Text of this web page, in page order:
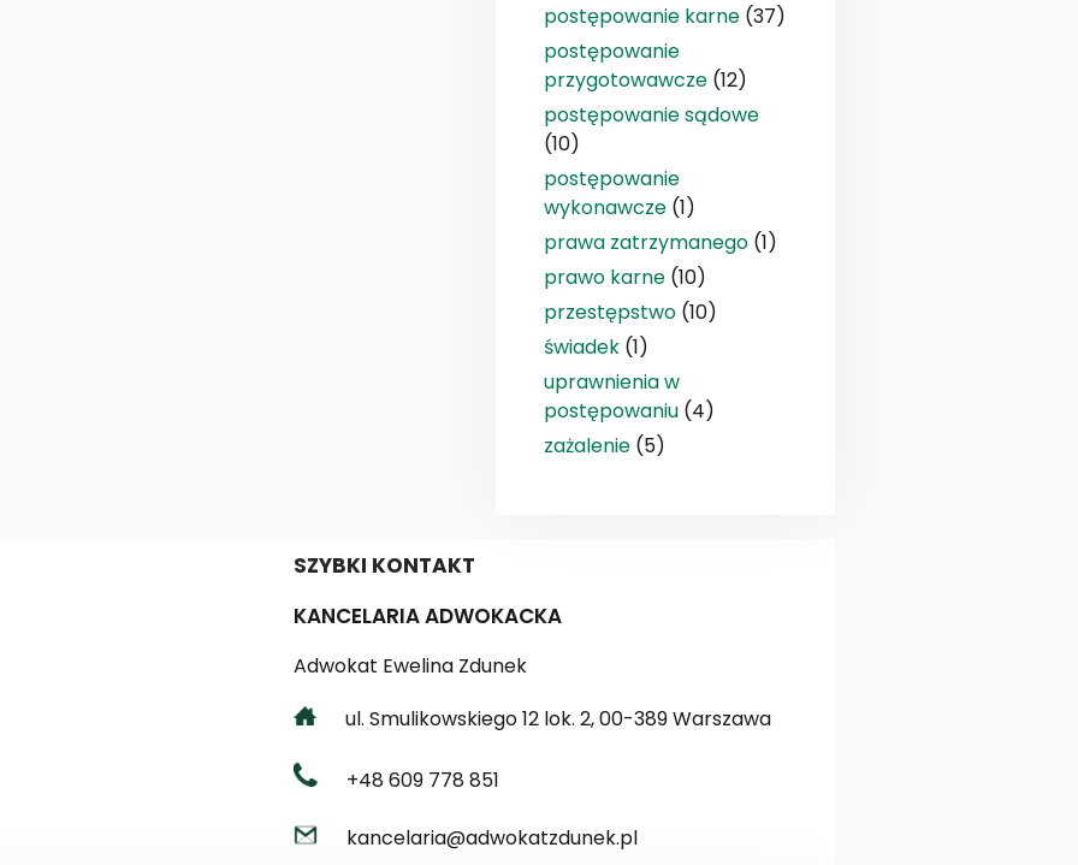
postępowanie karne (37)
postępowanie
przygotowawcze (12)
postępowanie sądowe
(10)
postępowanie
wykonawcze (1)
prawa zatrzymanego (1)
prawo karne (10)
przestępstwo (10)
świadek (1)
uprawnienia w
postępowaniu (4)
zażalenie (5)
SZYBKI KONTAKT
KANCELARIA ADWOKACKA
Adwokat Ewelina Zdunek
ul. Smulikowskiego 12 lok. 2, 00-389 Warszawa
+48 609 778 851
kancelaria@adwokatzdunek.pl